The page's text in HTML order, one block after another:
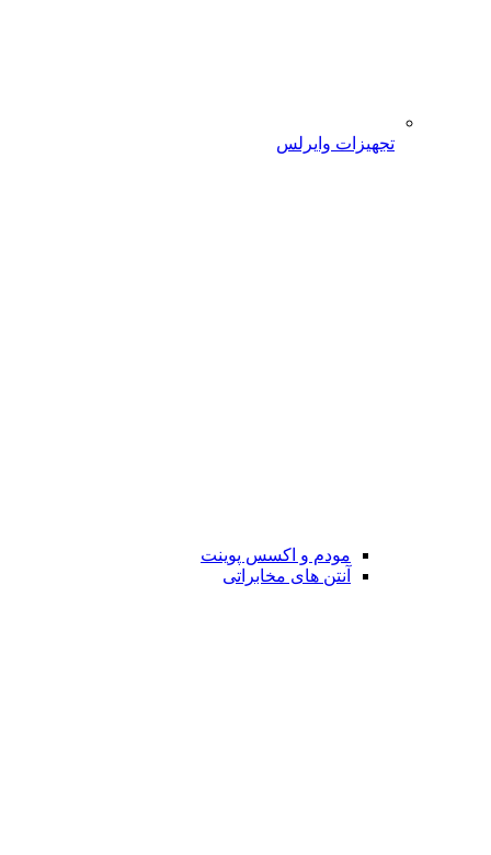
تجهیزات وایرلس
مودم و اکسس پوینت
آنتن های مخابراتی